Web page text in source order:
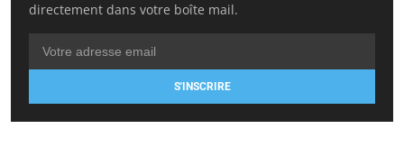
directement dans votre boîte mail.
S'INSCRIRE